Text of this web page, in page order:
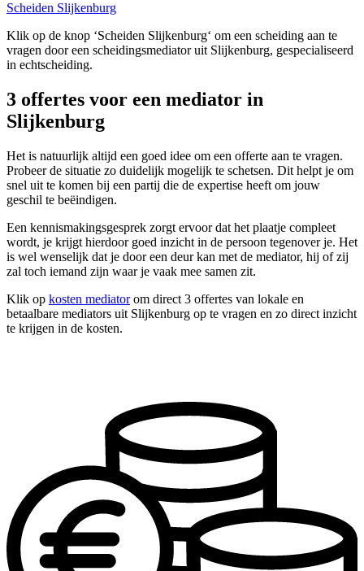
Scheiden Slijkenburg
Klik op de knop ‘Scheiden Slijkenburg‘ om een scheiding aan te
vragen door een scheidingsmediator uit Slijkenburg, gespecialiseerd
in echtscheiding.
3 offertes voor een mediator in
Slijkenburg
Het is natuurlijk altijd een goed idee om een offerte aan te vragen.
Probeer de situatie zo duidelijk mogelijk te schetsen. Dit helpt je om
snel uit te komen bij een partij die de expertise heeft om jouw
geschil te beëindigen.
Een kennismakingsgesprek zorgt ervoor dat het plaatje compleet
wordt, je krijgt hierdoor goed inzicht in de persoon tegenover je. Het
is wel wenselijk dat je door een deur kan met de mediator, hij of zij
zal toch iemand zijn waar je vaak mee samen zit.
Klik op kosten mediatorom direct 3 offertes van lokale en
betaalbare mediators uit Slijkenburg op te vragen en zo direct inzicht
te krijgen in de kosten.